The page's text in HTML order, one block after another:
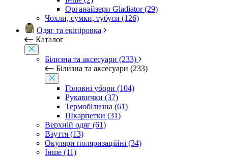
Органайзери Gladiator (29)
Чохли, сумки, тубуси (126)
Одяг та екіпіровка
Каталог
Білизна та аксесуари (233)
Білизна та аксесуари (233)
Головні убори (104)
Рукавички (37)
Термобілизна (61)
Шкарпетки (31)
Верхній одяг (61)
Взуття (13)
Окуляри поляризаційні (34)
Інше (11)